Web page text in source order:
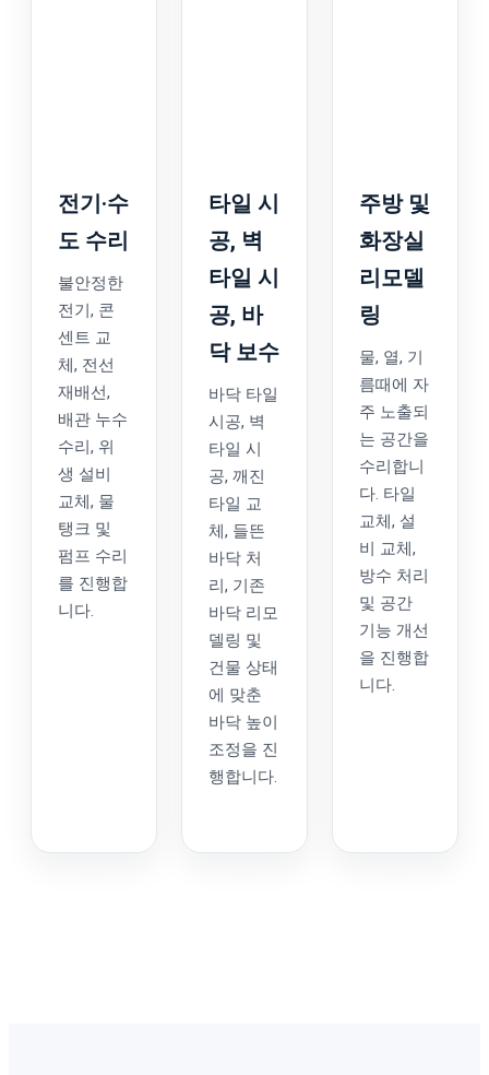
전기·수
도 수리
불안정한
전기, 콘
센트 교
체, 전선
재배선,
배관 누수
수리, 위
생 설비
교체, 물
탱크 및
펌프 수리
를 진행합
니다.
타일 시
공, 벽
타일 시
공, 바
닥 보수
바닥 타일
시공, 벽
타일 시
공, 깨진
타일 교
체, 들뜬
바닥 처
리, 기존
바닥 리모
델링 및
건물 상태
에 맞춘
바닥 높이
조정을 진
행합니다.
주방 및
화장실
리모델
링
물, 열, 기
름때에 자
주 노출되
는 공간을
수리합니
다. 타일
교체, 설
비 교체,
방수 처리
및 공간
기능 개선
을 진행합
니다.